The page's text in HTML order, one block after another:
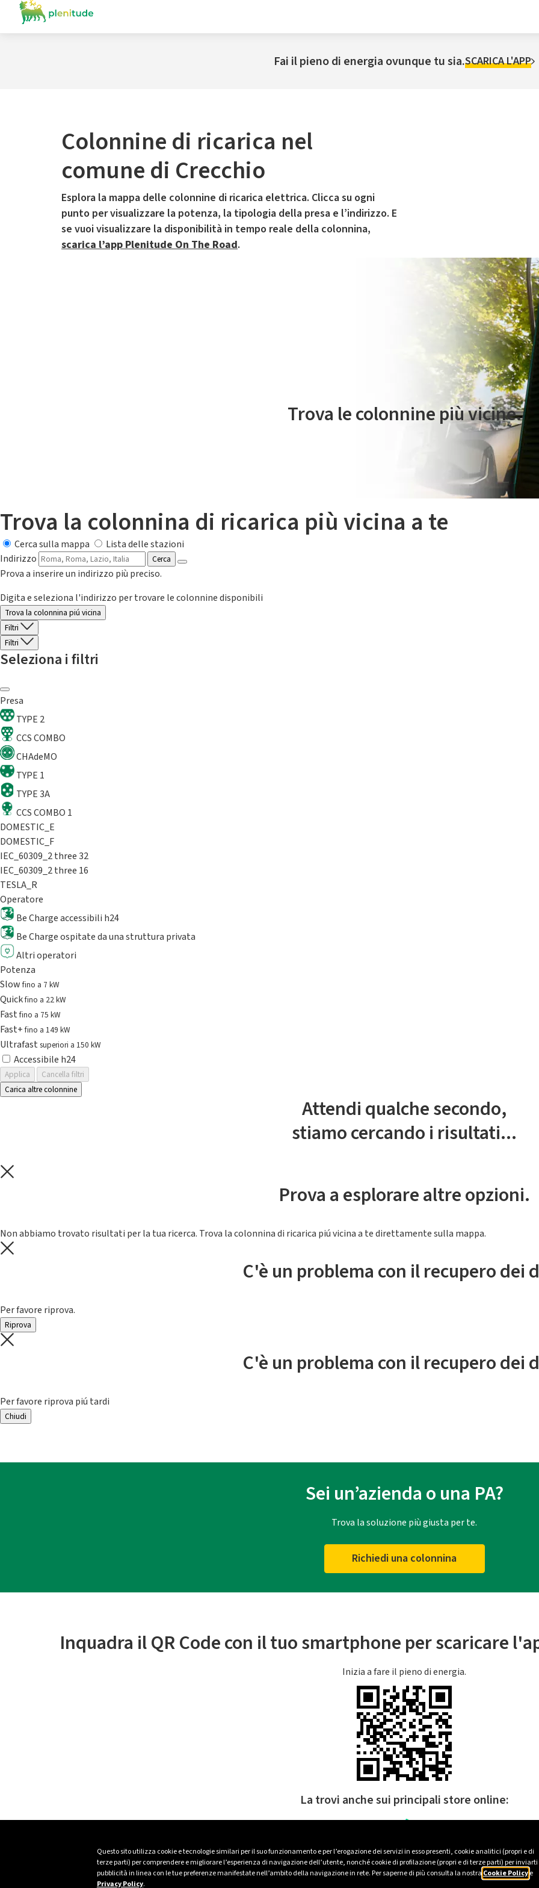
Questo sito utilizza cookie e tecnologie similari per il suo funzionamento e per l’erogazione dei servizi in esso presenti, cookie analitici (propri e di
terze parti) per comprendere e migliorare l’esperienza di navigazione dell’utente, nonché cookie di profilazione (propri e di terze parti) per inviarti
pubblicità in linea con le tue preferenze manifestate nell’ambito della navigazione in rete. Per saperne di più consulta la nostra Cookie Policye
Privacy Policy.
Fai il pieno di energia ovunque tu sia.SCARICA L'APP
Colonnine di ricarica nel
comune di Crecchio
Esplora la mappa delle colonnine di ricarica elettrica. Clicca su ogni
punto per visualizzare la potenza, la tipologia della presa e l’indirizzo. E
se vuoi visualizzare la disponibilità in tempo reale della colonnina,
scarica l’app Plenitude On The Road.
Il servizio di mobilità elettrica è gestito da Plenitude On The Road
Trova le colonnine più vicine.
Trova la colonnina di ricarica più vicina a te
Cerca sulla mappa
Lista delle stazioni
Indirizzo
Cerca
Prova a inserire un indirizzo più preciso.
Digita e seleziona l'indirizzo per trovare le colonnine disponibili
Trova la colonnina piú vicina
Filtri
Filtri
Seleziona i filtri
Presa
TYPE 2
CCS COMBO
CHAdeMO
TYPE 1
TYPE 3A
CCS COMBO 1
DOMESTIC_E
DOMESTIC_F
IEC_60309_2 three 32
IEC_60309_2 three 16
TESLA_R
Operatore
Be Charge accessibili h24
Be Charge ospitate da una struttura privata
Altri operatori
Potenza
Slowfino a 7 kW
Quickfino a 22 kW
Fastfino a 75 kW
Fast+fino a 149 kW
Ultrafast superiori a 150 kW
Accessibile h24
Applica
Cancella filtri
Carica altre colonnine
Attendi qualche secondo,
stiamo cercando i risultati...
Prova a esplorare altre opzioni.
Non abbiamo trovato risultati per la tua ricerca. Trova la colonnina di ricarica piú vicina a te direttamente sulla mappa.
C'è un problema con il recupero dei
Per favore riprova.
Riprova
C'è un problema con il recupero dei
Per favore riprova piú tardi
Chiudi
Sei un’azienda o una PA?
Trova la soluzione più giusta per te.
Richiedi una colonnina
Inquadra il QR Code con il tuo smartphone per scaricare
Inizia a fare il pieno di energia.
La trovi anche sui principali store online: